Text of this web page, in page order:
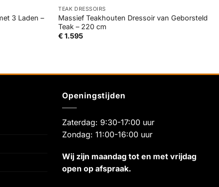
3 Laden –
TEAK DRESSOIRS
Massief Teakhouten Dressoir van Geborsteld
Teak – 220 cm
€ 1.595
Openingstijden
Zaterdag: 9:30-17:00 uur
Zondag: 11:00-16:00 uur
Wij zijn maandag tot en met vrijdag
open op afspraak.